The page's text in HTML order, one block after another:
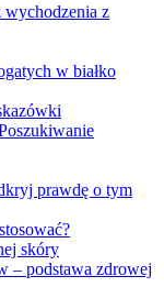
z
w białko
prawdę o tym
skóry
– podstawa zdrowej